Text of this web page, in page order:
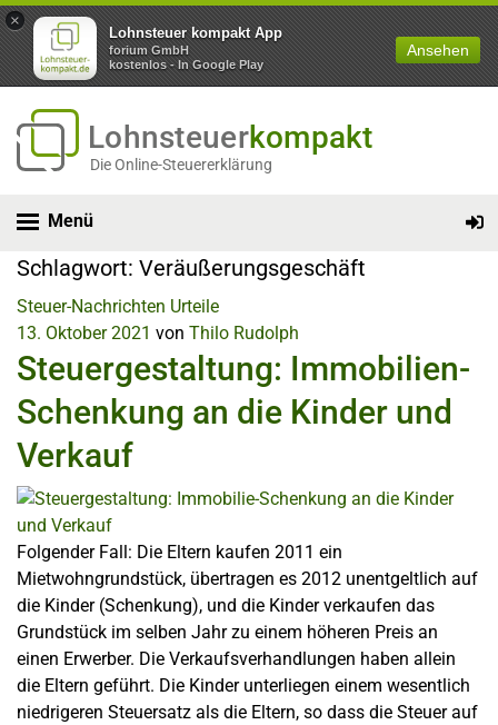
×
Lohnsteuer kompakt App
forium GmbH
kostenlos - In Google Play
Ansehen
Lohnsteuerkompakt
Die Online-Steuererklärung
Menü
Schlagwort: Veräußerungsgeschäft
Steuer-Nachrichten Urteile
13. Oktober 2021 von Thilo Rudolph
Steuergestaltung: Immobilien-
Schenkung an die Kinder und
Verkauf
Folgender Fall: Die Eltern kaufen 2011 ein
Mietwohngrundstück, übertragen es 2012 unentgeltlich auf
die Kinder (Schenkung), und die Kinder verkaufen das
Grundstück im selben Jahr zu einem höheren Preis an
einen Erwerber. Die Verkaufsverhandlungen haben allein
die Eltern geführt. Die Kinder unterliegen einem wesentlich
niedrigeren Steuersatz als die Eltern, so dass die Steuer auf